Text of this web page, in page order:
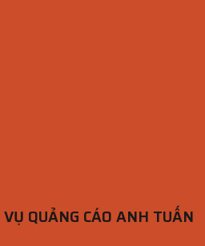
QUẢNG CÁO ANH TUẤN